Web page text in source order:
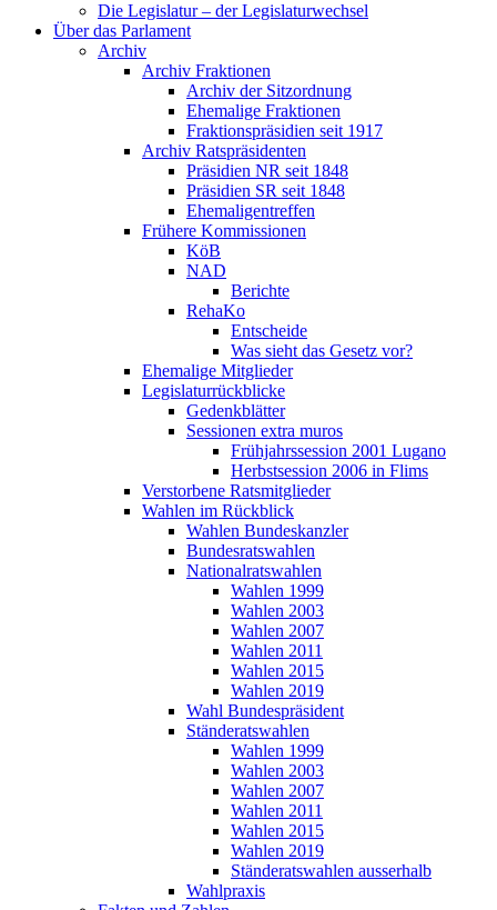
Die Legislatur – der Legislaturwechsel
Über das Parlament
Archiv
Archiv Fraktionen
Archiv der Sitzordnung
Ehemalige Fraktionen
Fraktionspräsidien seit 1917
Archiv Ratspräsidenten
Präsidien NR seit 1848
Präsidien SR seit 1848
Ehemaligentreffen
Frühere Kommissionen
KöB
NAD
Berichte
RehaKo
Entscheide
Was sieht das Gesetz vor?
Ehemalige Mitglieder
Legislaturrückblicke
Gedenkblätter
Sessionen extra muros
Frühjahrssession 2001 Lugano
Herbstsession 2006 in Flims
Verstorbene Ratsmitglieder
Wahlen im Rückblick
Wahlen Bundeskanzler
Bundesratswahlen
Nationalratswahlen
Wahlen 1999
Wahlen 2003
Wahlen 2007
Wahlen 2011
Wahlen 2015
Wahlen 2019
Wahl Bundespräsident
Ständeratswahlen
Wahlen 1999
Wahlen 2003
Wahlen 2007
Wahlen 2011
Wahlen 2015
Wahlen 2019
Ständeratswahlen ausserhalb
Wahlpraxis